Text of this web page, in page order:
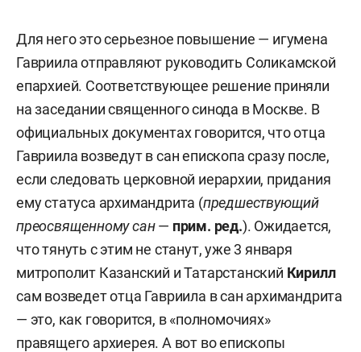
Для него это серьезное повышение — игумена
Гавриила отправляют руководить Соликамской
епархией. Соответствующее решение приняли
на заседании священного синода в Москве. В
официальных документах говорится, что отца
Гавриила возведут в сан епископа сразу после,
если следовать церковной иерархии, придания
ему статуса архимандрита (предшествующий
преосвященному сан— прим. ред.). Ожидается,
что тянуть с этим не станут, уже 3 января
митрополит Казанский и Татарстанский Кирилл
сам возведет отца Гавриила в сан архимандрита
— это, как говорится, в «полномочиях»
правящего архиерея. А вот во епископы